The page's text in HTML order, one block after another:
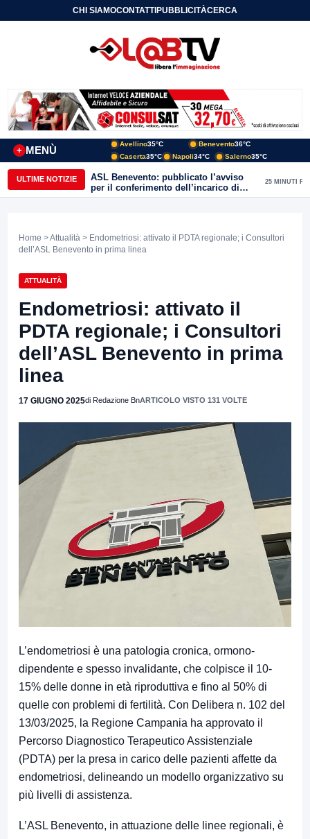
CHI SIAMOCONTATTIPUBBLICITÀCERCA
MENÙ
+
Avellino35°C Benevento36°C
Caserta35°C Napoli34°C Salerno35°C
ULTIME NOTIZIE
ASL Benevento: pubblicato l’avviso
per il conferimento dell’incarico di
Direttore della Unità Operativa
25 MINUTI FA
Home >Attualità > Endometriosi: attivato il PDTA regionale; i Consultori
dell’ASL Benevento in prima linea
ATTUALITÀ
Endometriosi: attivato il
PDTA regionale; i Consultori
dell’ASL Benevento in prima
linea
17 GIUGNO 2025di Redazione BnARTICOLO VISTO 131 VOLTE
L’endometriosi è una patologia cronica, ormono-
dipendente e spesso invalidante, che colpisce il 10-
15% delle donne in età riproduttiva e fino al 50% di
quelle con problemi di fertilità. Con Delibera n. 102 del
13/03/2025, la Regione Campania ha approvato il
Percorso Diagnostico Terapeutico Assistenziale
(PDTA) per la presa in carico delle pazienti affette da
endometriosi, delineando un modello organizzativo su
più livelli di assistenza.
L’ASL Benevento, in attuazione delle linee regionali, è